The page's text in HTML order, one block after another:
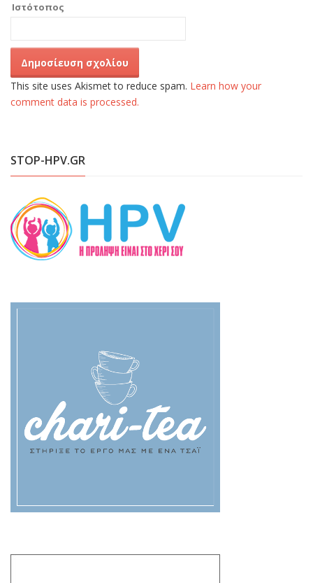
Ιστότοπος
This site uses Akismet to reduce spam. Learn how your
comment data is processed.
STOP-HPV.GR